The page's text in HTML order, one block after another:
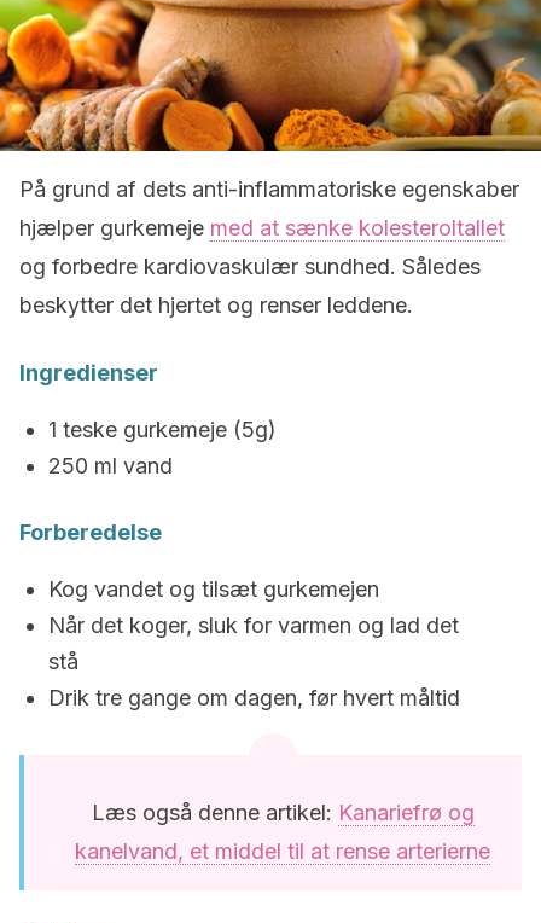
På grund af dets anti-inflammatoriske egenskaber
hjælper gurkemeje med at sænke kolesteroltallet
og forbedre kardiovaskulær sundhed. Således
beskytter det hjertet og renser leddene.
Ingredienser
1 teske gurkemeje (5g)
250 ml vand
Forberedelse
Kog vandet og tilsæt gurkemejen
Når det koger, sluk for varmen og lad det
stå
Drik tre gange om dagen, før hvert måltid
Læs også denne artikel: Kanariefrø og
kanelvand, et middel til at rense arterierne